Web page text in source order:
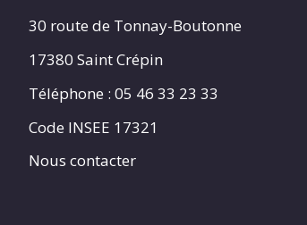
30 route de Tonnay-Boutonne
17380 Saint Crépin
Téléphone : 05 46 33 23 33
Code INSEE 17321
Nous contacter